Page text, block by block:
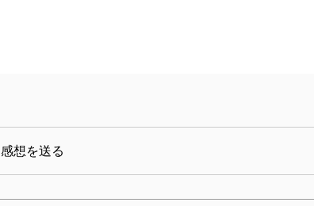
感想を送る